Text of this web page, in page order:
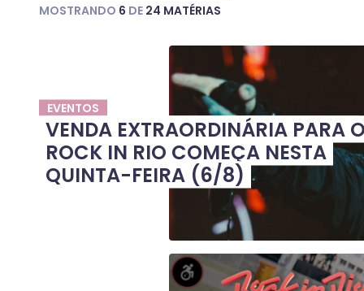
MOSTRANDO 6 DE 24 MATÉRIAS
EVENTOS
VENDA EXTRAORDINÁRIA PARA
ROCK IN RIO COMEÇA NESTA
QUINTA-FEIRA (6/8)